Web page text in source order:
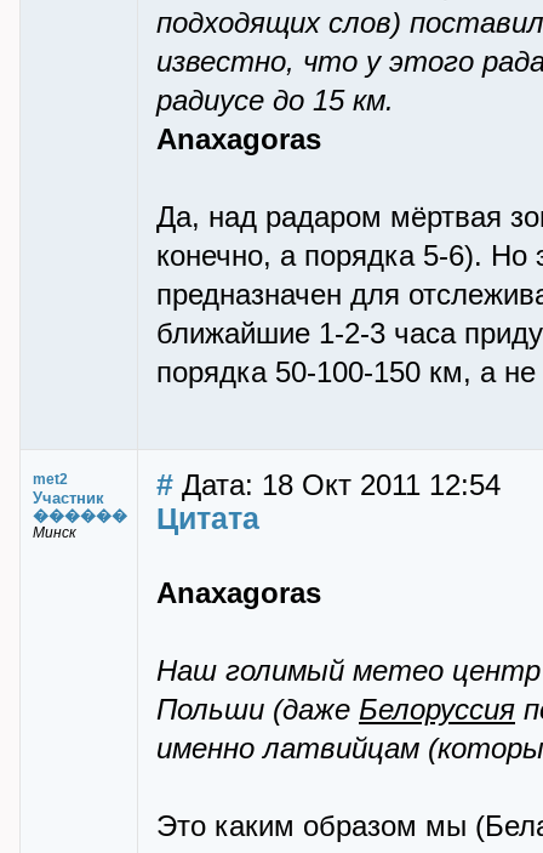
подходящих слов)
известно, что у этого
радиусе до 15 км.
Anaxagoras
Да, над радаром мёртвая
конечно, а порядка 5-6). Но
предназначен для
ближайшие 1-2-3 часа
порядка 50-100-150 км, а
met2
Участник
������
Минск
# Дата: 18 Окт 2011 12:54
Цитата
Anaxagoras
Наш голимый метео центр
Польши (даже Белоруссия
именно латвийцам
Это каким образом мы